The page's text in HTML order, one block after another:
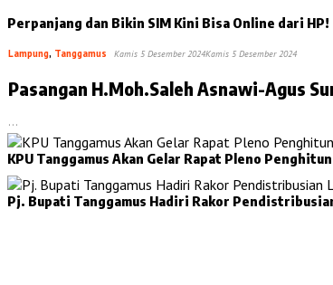
Perpanjang dan Bikin SIM Kini Bisa Online dari HP!
Lampung, Tanggamus Kamis 5 Desember 2024Kamis 5 Desember 2024
Pasangan H.Moh.Saleh Asnawi-Agus
…
Pj. Bupati Tanggamus Hadiri Rakor